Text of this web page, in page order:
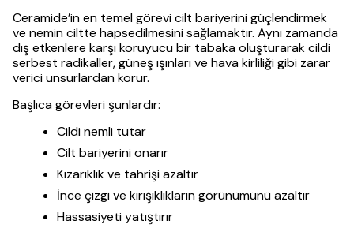
Ceramide’in en temel görevi cilt bariyerini güçlendirmek
ve nemin ciltte hapsedilmesini sağlamaktır. Aynı zamanda
dış etkenlere karşı koruyucu bir tabaka oluşturarak cildi
serbest radikaller, güneş ışınları ve hava kirliliği gibi zarar
verici unsurlardan korur.
Başlıca görevleri şunlardır:
Cildi nemli tutar
Cilt bariyerini onarır
Kızarıklık ve tahrişi azaltır
İnce çizgi ve kırışıklıkların görünümünü azaltır
Hassasiyeti yatıştırır